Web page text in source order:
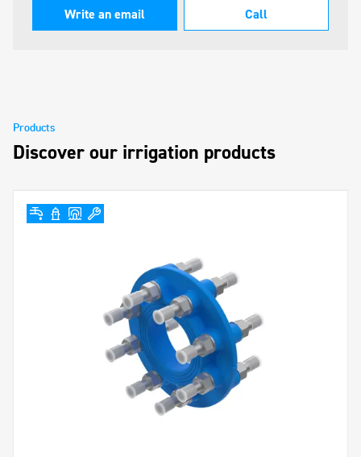
Write an email
Call
Products
Discover our irrigation products